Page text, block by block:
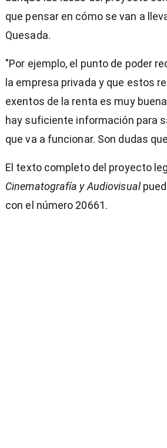
que pensar en cómo se van a
Quesada.
"Por ejemplo, el punto de poder
la empresa privada y que estos
exentos de la renta es muy
hay suficiente información para
que va a funcionar. Son dudas
El texto completo del proyecto
Cinematografía y Audiovisual
con el número 20661.